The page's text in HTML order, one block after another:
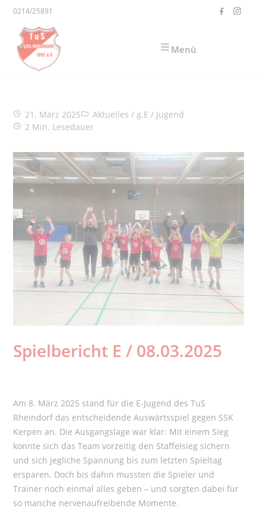
Zum Inhalt springen
0214/25891
Menü
Beitrag veröffentlicht:
21. März 2025Beitrags-Kategorie:
Aktuelles / g.E / Jugend
Lesedauer:
2 Min. Lesedauer
Spielbericht E / 08.03.2025
Am 8. März 2025 stand für die E-Jugend des TuS
Rheindorf das entscheidende Auswärtsspiel gegen SSK
Kerpen an. Die Ausgangslage war klar: Mit einem Sieg
konnte sich das Team vorzeitig den Staffelsieg sichern
und sich jegliche Spannung bis zum letzten Spieltag
ersparen. Doch bis dahin mussten die Spieler und
Trainer noch einmal alles geben – und sorgten dabei für
so manche nervenaufreibende Momente.